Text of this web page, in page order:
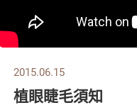
2015.06.15
植眼睫毛須知